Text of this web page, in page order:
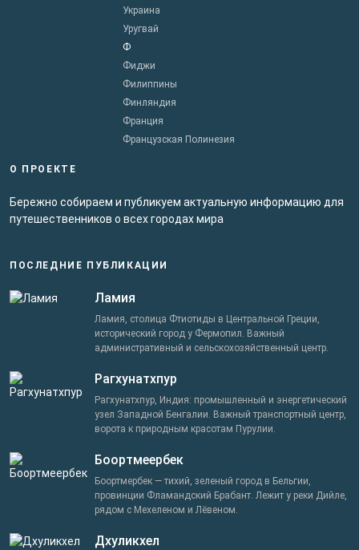
Украина
Уругвай
Ф
Фиджи
Филиппины
Финляндия
Франция
Французская Полинезия
О ПРОЕКТЕ
Бережно собираем и публикуем актуальную информацию для
путешественников о всех городах мира
ПОСЛЕДНИЕ ПУБЛИКАЦИИ
Ламия
Ламия, столица Фтиотиды в Центральной Греции,
исторический город у Фермопил. Важный
административный и сельскохозяйственный центр.
Рагхунатхпур
Рагхунатхпур, Индия: промышленный и энергетический
узел Западной Бенгалии. Важный транспортный центр,
ворота к природным красотам Пурулии.
Боортмеербек
Боортмербек — тихий, зеленый город в Бельгии,
провинции Фламандский Брабант. Лежит у реки Дийле,
рядом с Мехеленом и Лёвеном.
Дхуликхел